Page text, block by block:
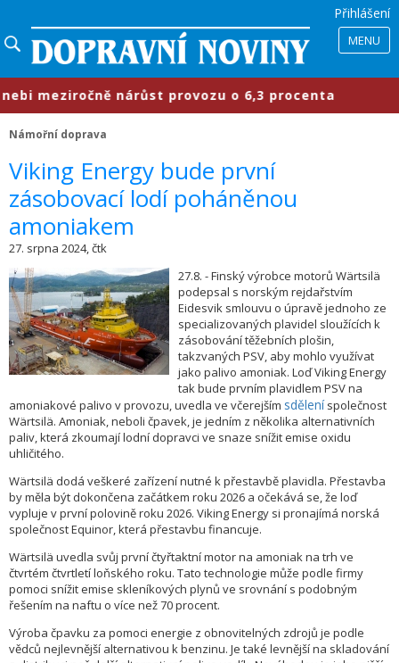
Přihlášení
MENU
nárůst provozu o 6,3 procenta
Námořní doprava
Viking Energy bude první
zásobovací lodí poháněnou
amoniakem
27. srpna 2024, čtk
27.8. - Finský výrobce motorů Wärtsilä
podepsal s norským rejdařstvím
Eidesvik smlouvu o úpravě jednoho ze
specializovaných plavidel sloužících k
zásobování těžebních plošin,
takzvaných PSV, aby mohlo využívat
jako palivo amoniak. Loď Viking Energy
tak bude prvním plavidlem PSV na
amoniakové palivo v provozu, uvedla ve včerejším sděleníspolečnost
Wärtsilä. Amoniak, neboli čpavek, je jedním z několika alternativních
paliv, která zkoumají lodní dopravci ve snaze snížit emise oxidu
uhličitého.
Wärtsilä dodá veškeré zařízení nutné k přestavbě plavidla. Přestavba
by měla být dokončena začátkem roku 2026 a očekává se, že loď
vypluje v první polovině roku 2026. Viking Energy si pronajímá norská
společnost Equinor, která přestavbu financuje.
Wärtsilä uvedla svůj první čtyřtaktní motor na amoniak na trh ve
čtvrtém čtvrtletí loňského roku. Tato technologie může podle firmy
pomoci snížit emise skleníkových plynů ve srovnání s podobným
řešením na naftu o více než 70 procent.
Výroba čpavku za pomoci energie z obnovitelných zdrojů je podle
vědců nejlevnější alternativou k benzinu. Je také levnější na skladování